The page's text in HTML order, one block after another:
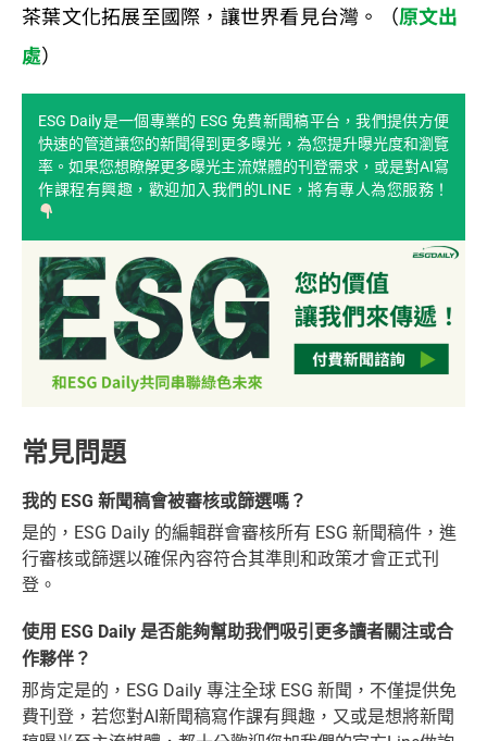
茶葉文化拓展至國際，讓世界看見台灣。（原文出
處）
ESG Daily是一個專業的 ESG 免費新聞稿平台，我們提供方便
快速的管道讓您的新聞得到更多曝光，為您提升曝光度和瀏覽
率。如果您想瞭解更多曝光主流媒體的刊登需求，或是對AI寫
作課程有興趣，歡迎加入我們的LINE，將有專人為您服務！
常見問題
我的 ESG 新聞稿會被審核或篩選嗎？
是的，ESG Daily 的編輯群會審核所有 ESG 新聞稿件，進
行審核或篩選以確保內容符合其準則和政策才會正式刊
登。
使用 ESG Daily 是否能夠幫助我們吸引更多讀者關注或合
作夥伴？
那肯定是的，ESG Daily 專注全球 ESG 新聞，不僅提供免
費刊登，若您對AI新聞稿寫作課有興趣，又或是想將新聞